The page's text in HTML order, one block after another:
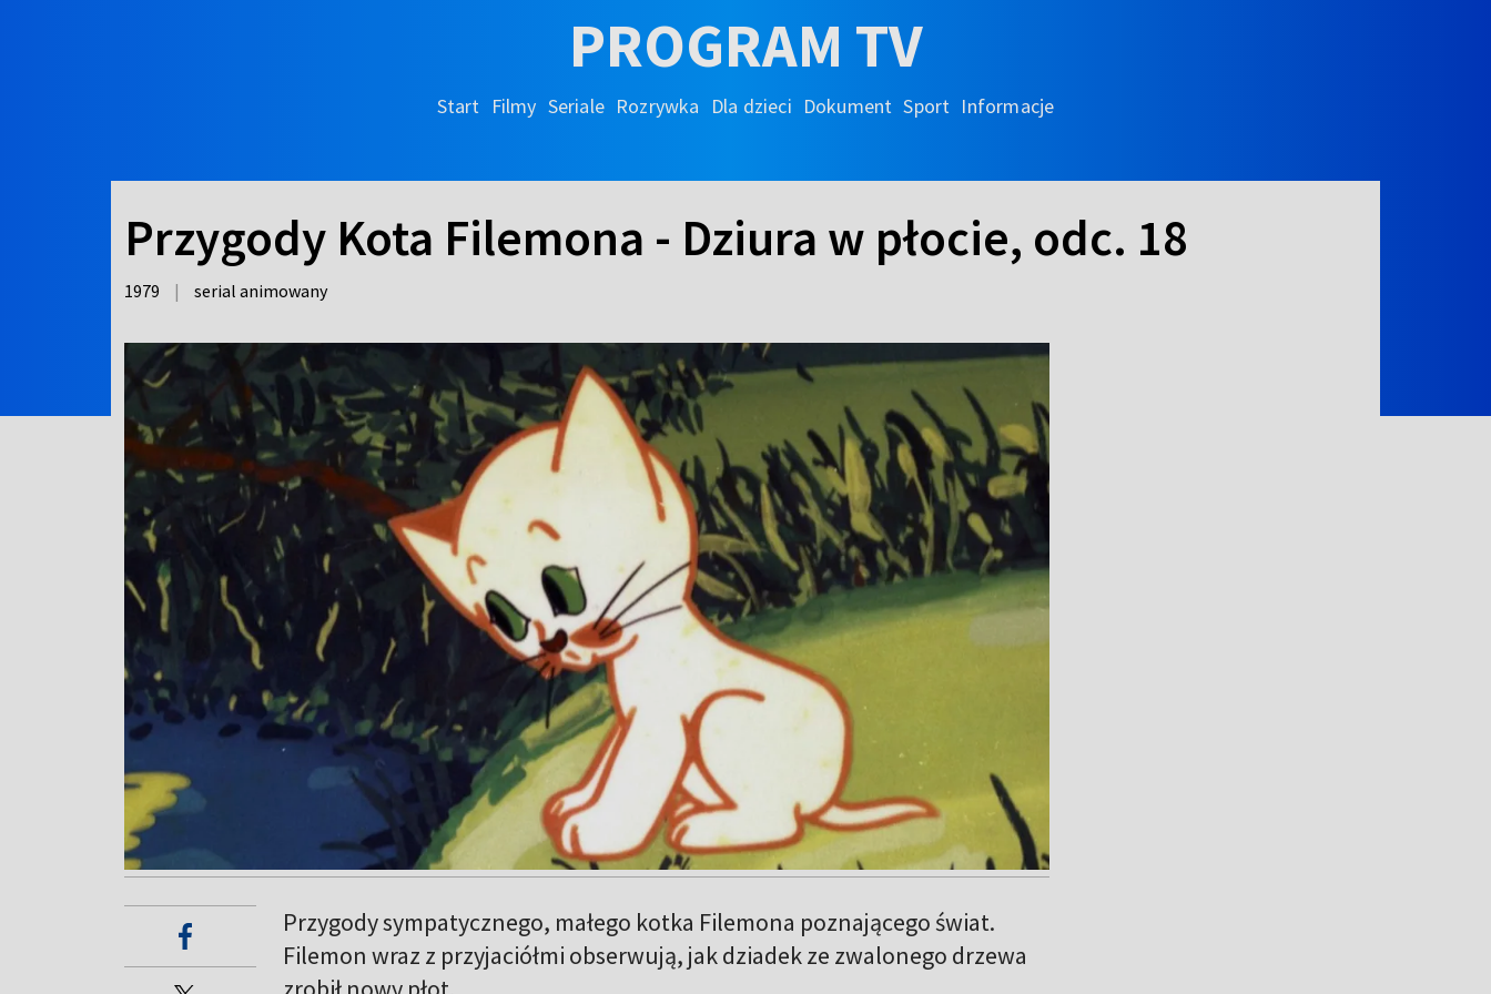
PROGRAM TV
Start Filmy Seriale Rozrywka Dla dzieci Dokument Sport Informacje
Przygody Kota Filemona - Dziura w płocie, odc. 18
1979 | serial animowany
Przygody sympatycznego, małego kotka Filemona poznającego świat.
Filemon wraz z przyjaciółmi obserwują, jak dziadek ze zwalonego drzewa